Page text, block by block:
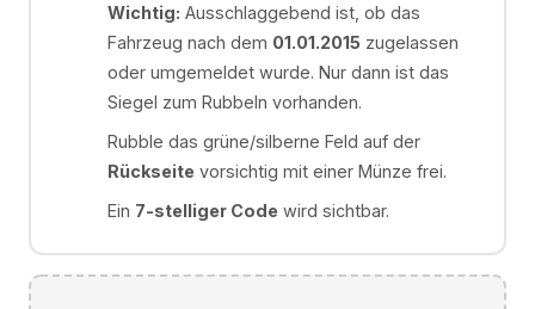
Wichtig: Ausschlaggebend ist, ob das
Fahrzeug nach dem 01.01.2015 zugelassen
oder umgemeldet wurde. Nur dann ist das
Siegel zum Rubbeln vorhanden.
Rubble das grüne/silberne Feld auf der
Rückseite vorsichtig mit einer Münze frei.
Ein 7-stelliger Code wird sichtbar.